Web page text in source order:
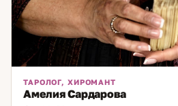
ТАРОЛОГ, ХИРОМАНТ
Амелия Сардарова